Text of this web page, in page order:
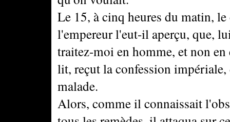
Le 15, à cinq heures du matin,
l'empereur l'eut-il aperçu, que,
traitez-moi en homme, et non
lit, reçut la confession impériale,
malade.
Alors, comme il connaissait